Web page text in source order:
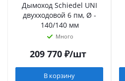
Дымоход Schiedel UNI
двухходовой 6 пм, Ø -
140/140 мм
Много
209 770₽/шт
В корзину